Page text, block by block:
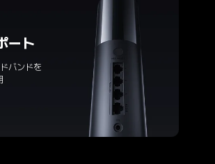
ート
バンドを